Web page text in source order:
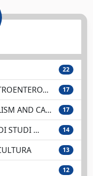
22
17
AND CA... 17
STUDI ... 14
13
12